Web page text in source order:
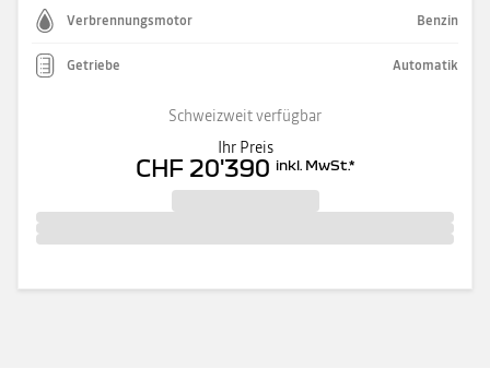
Verbrennungsmotor Benzin
Getriebe Automatik
Schweizweit verfügbar
Ihr Preis
CHF 20'390 inkl. MwSt.*